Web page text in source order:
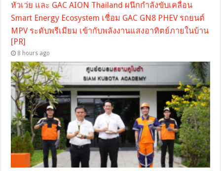
หัวเว่ย และ GAC AION Thailand ผนึกกำลังขับเคลื่อน
Smart Energy Ecosystem เชื่อม GAC GN8 PHEV รถยนต์
MPV ระดับพรีเมียม เข้ากับพลังงานแสงอาทิตย์ภายในบ้าน
[PR]
8 hours ago